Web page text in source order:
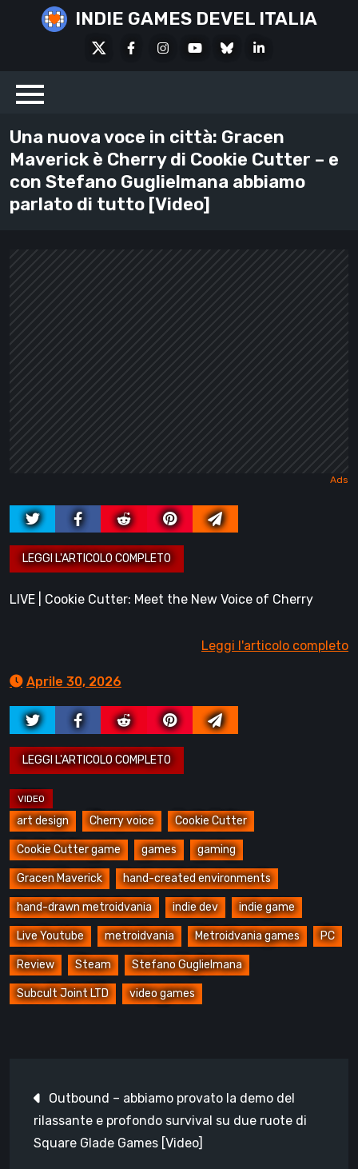
INDIE GAMES DEVEL ITALIA
FacebookInstagramYoutubeBlueskyLinkedIn
Una nuova voce in città: Gracen
Maverick è Cherry di Cookie Cutter – e
con Stefano Guglielmana abbiamo
parlato di tutto [Video]
LIVE | Cookie Cutter: Meet the New Voice of Cherry
Leggi l'articolo completo
Aprile 30, 2026
art design Cherry voice Cookie Cutter
Cookie Cutter game games gaming
Gracen Maverick hand-created environments
hand-drawn metroidvania indie dev indie game
Live Youtube metroidvania Metroidvania games PC
Review Steam Stefano Guglielmana
Subcult Joint LTD video games
articoli
Outbound – abbiamo provato la demo del
rilassante e profondo survival su due ruote di
Square Glade Games [Video]